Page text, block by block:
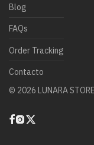
Blog
FAQs
Order Tracking
Contacto
© 2026 LUNARA STORE